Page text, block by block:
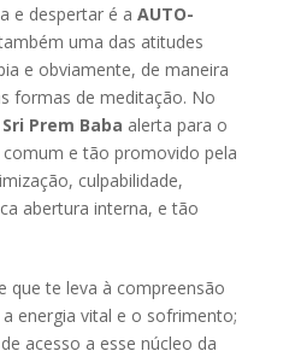
e despertar é a AUTO-
uma das atitudes
e obviamente, de maneira
formas de meditação. No
Sri Prem Baba alerta para o
e tão promovido pela
culpabilidade,
abertura interna, e tão
que te leva à compreensão
energia vital e o sofrimento;
acesso a esse núcleo da